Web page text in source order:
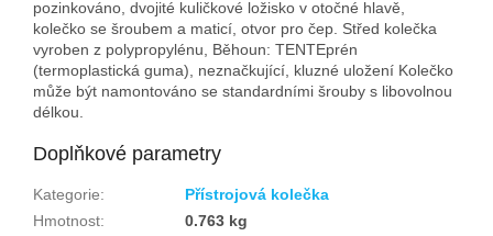
pozinkováno, dvojité kuličkové ložisko v otočné hlavě,
kolečko se šroubem a maticí, otvor pro čep. Střed kolečka
vyroben z polypropylénu, Běhoun: TENTEprén
(termoplastická guma), neznačkující, kluzné uložení Kolečko
může být namontováno se standardními šrouby s libovolnou
délkou.
Doplňkové parametry
Kategorie:
Přístrojová kolečka
Hmotnost:
0.763 kg